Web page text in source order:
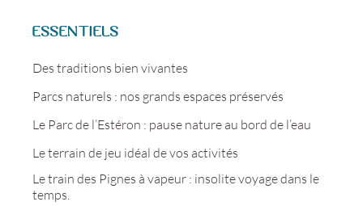
ESSENTIELS
Des traditions bien vivantes
Parcs naturels : nos grands espaces préservés
Le Parc de l’Estéron : pause nature au bord de l’eau
Le terrain de jeu idéal de vos activités
Le train des Pignes à vapeur : insolite voyage dans le
temps.